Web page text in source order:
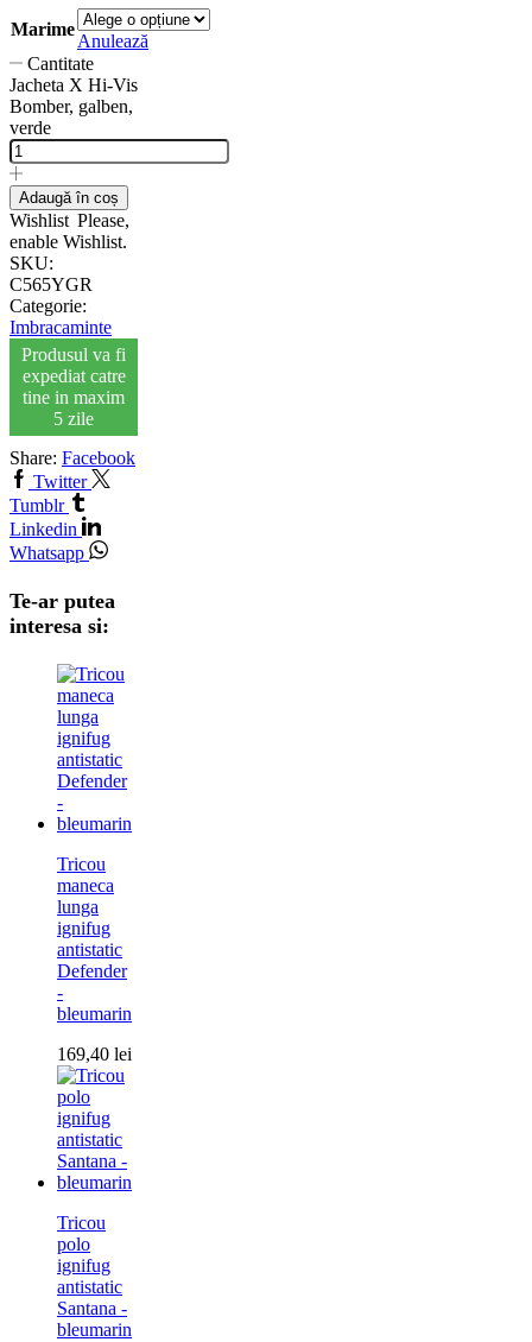
Marime
Anulează
Cantitate
Jacheta X Hi-Vis
Bomber, galben,
verde
Adaugă în coș
Wishlist Please,
enable Wishlist.
SKU:
C565YGR
Categorie:
Imbracaminte
Produsul va fi
expediat catre
tine in maxim
5 zile
Share: Facebook
Twitter
Tumblr
Linkedin
Whatsapp
Te-ar putea
interesa si:
Tricou
maneca
lunga
ignifug
antistatic
Defender
-
bleumarin
169,40 lei
Tricou
polo
ignifug
antistatic
Santana -
bleumarin